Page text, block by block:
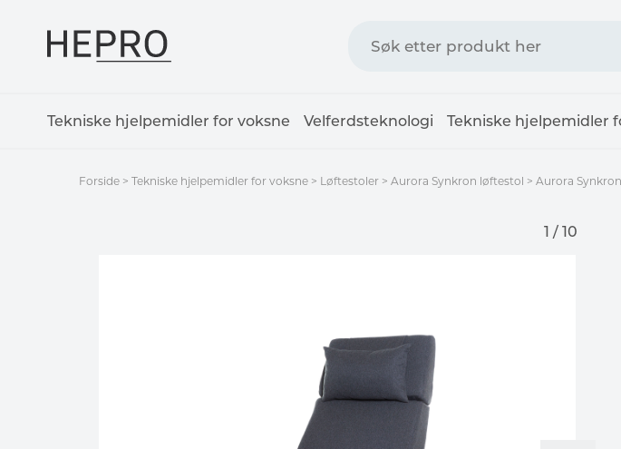
Tekniske hjelpemidler for voksne Velferdsteknologi Tekniske hjelpemidler
Forside > Tekniske hjelpemidler for voksne > Løftestoler > Aurora Synkron løftestol > Aurora
1 / 10